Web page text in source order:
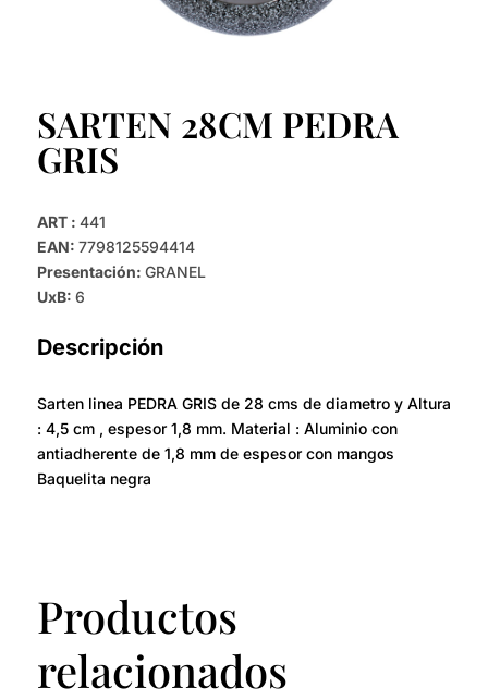
SARTEN 28CM PEDRA
GRIS
ART : 441
EAN: 7798125594414
Presentación: GRANEL
UxB: 6
Descripción
Sarten linea PEDRA GRIS de 28 cms de diametro y Altura
: 4,5 cm , espesor 1,8 mm. Material : Aluminio con
antiadherente de 1,8 mm de espesor con mangos
Baquelita negra
Productos
relacionados